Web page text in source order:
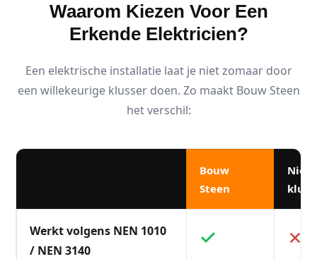
Waarom Kiezen Voor Een
Erkende Elektricien?
Een elektrische installatie laat je niet zomaar door
een willekeurige klusser doen. Zo maakt Bouw Steen
het verschil:
Bouw
Steen
Niet-
Werkt volgens NEN 1010
/ NEN 3140